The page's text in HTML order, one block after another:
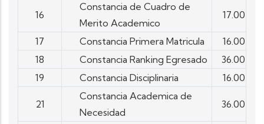
16
Constancia de Cuadro de
Merito Academico
17.00
17 Constancia Primera Matricula
16.00
18
Constancia Ranking Egresado
36.00
19
Constancia Disciplinaria 16.00
21
Constancia Academica de
Necesidad
36.00